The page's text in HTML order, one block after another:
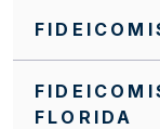
FLORIDA